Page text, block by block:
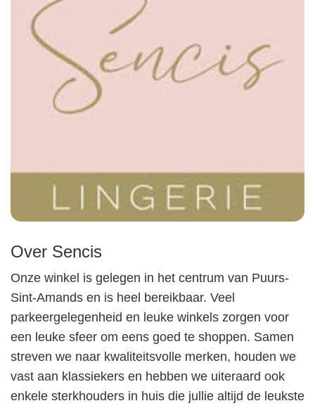
Over Sencis
Onze winkel is gelegen in het centrum van Puurs-
Sint-Amands en is heel bereikbaar. Veel
parkeergelegenheid en leuke winkels zorgen voor
een leuke sfeer om eens goed te shoppen. Samen
streven we naar kwaliteitsvolle merken, houden we
vast aan klassiekers en hebben we uiteraard ook
enkele sterkhouders in huis die jullie altijd de leukste